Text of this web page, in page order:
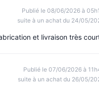
Publié le 08/06/2026 à
suite à un achat du 24/05/
et livraison très
Publié le 07/06/2026 à
suite à un achat du 26/05/